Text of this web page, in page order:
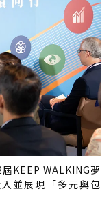
KEEP WALKING夢
並展現「多元與包